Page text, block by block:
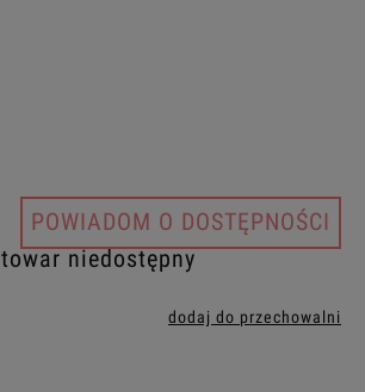
POWIADOM O DOSTĘPNOŚCI
towar niedostępny
dodaj do przechowalni